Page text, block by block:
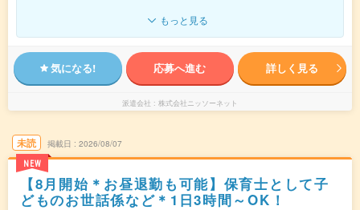
もっと見る
気になる! 応募へ進む 詳しく見る
派遣会社 株式会社ニッソーネット
未読
NEW
掲載日 2026/08/07
【8月開始＊お昼退勤も可能】保育士として子
どものお世話係など＊1日3時間～OK！